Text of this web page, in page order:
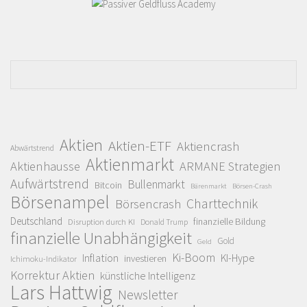
Abwärtstrend Aktien Aktien-ETF Aktiencrash
Aktienhausse Aktienmarkt ARMANE Strategien
Aufwärtstrend Bitcoin Bullenmarkt Bärenmarkt Börsen-Crash
Börsenampel Börsencrash Charttechnik
Deutschland Disruption durch KI Donald Trump finanzielle Bildung
finanzielle Unabhängigkeit Geld Gold
Ichimoku-Indikator Inflation investieren Ki-Boom KI-Hype
Korrektur Aktien künstliche Intelligenz
Lars Hattwig Newsletter